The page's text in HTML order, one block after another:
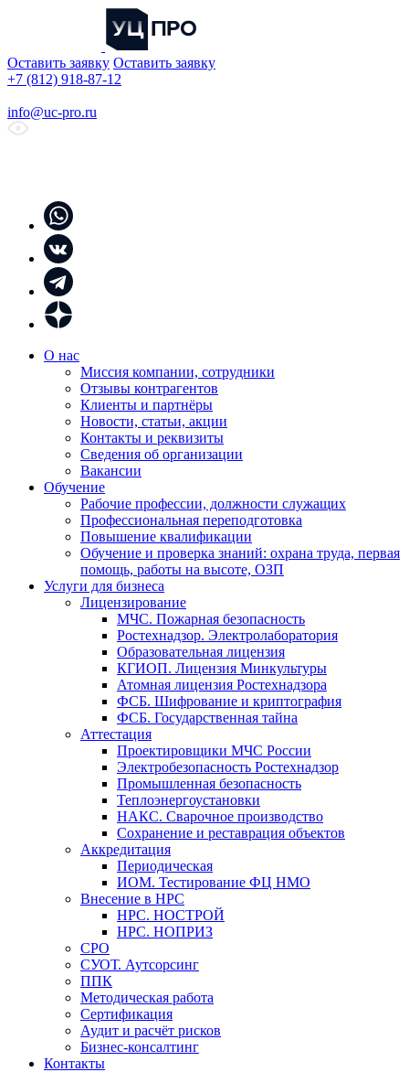
Оставить заявку Оставить заявку
+7 (812) 918-87-12
info@uc-pro.ru
О нас
Миссия компании, сотрудники
Отзывы контрагентов
Клиенты и партнёры
Новости, статьи, акции
Контакты и реквизиты
Сведения об организации
Вакансии
Обучение
Рабочие профессии, должности служащих
Профессиональная переподготовка
Повышение квалификации
Обучение и проверка знаний: охрана труда, первая
помощь, работы на высоте, ОЗП
Услуги для бизнеса
Лицензирование
МЧС. Пожарная безопасность
Ростехнадзор. Электролаборатория
Образовательная лицензия
КГИОП. Лицензия Минкультуры
Атомная лицензия Ростехнадзора
ФСБ. Шифрование и криптография
ФСБ. Государственная тайна
Аттестация
Проектировщики МЧС России
Электробезопасность Ростехнадзор
Промышленная безопасность
Теплоэнергоустановки
НАКС. Сварочное производство
Сохранение и реставрация объектов
Аккредитация
Периодическая
ИОМ. Тестирование ФЦ НМО
Внесение в НРС
НРС. НОСТРОЙ
НРС. НОПРИЗ
СРО
СУОТ. Аутсорсинг
ППК
Методическая работа
Сертификация
Аудит и расчёт рисков
Бизнес-консалтинг
Контакты